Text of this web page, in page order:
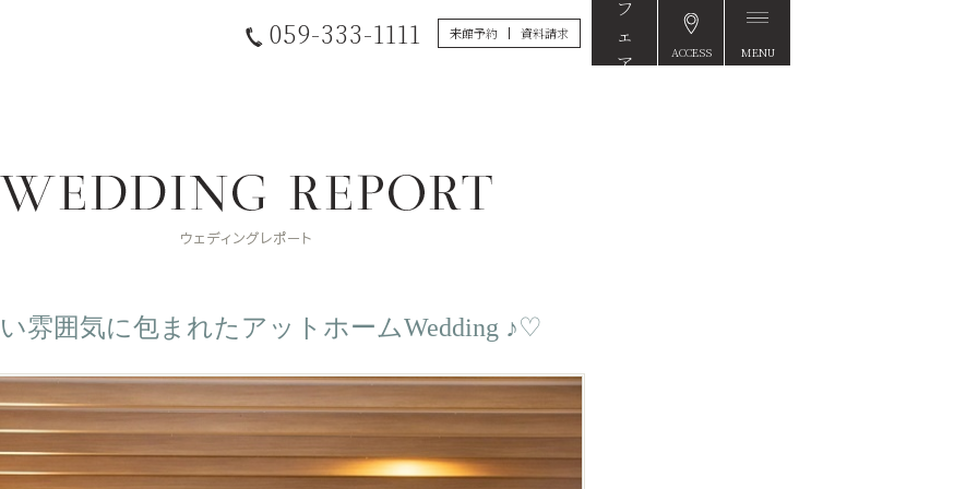
059-333-1111 来館予約 資料請求
ACCESS MENU
雰囲気に包まれたアットホームWedding ♪♡